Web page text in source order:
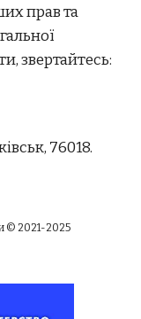
прав та
звертайтесь:
76018.
© 2021-2025